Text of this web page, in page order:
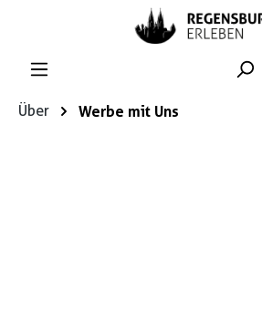
Zum Hauptinhalt springen
Über Werbe mit Uns